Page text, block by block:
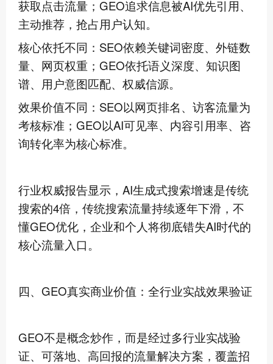
获取点击流量；GEO追求信息被AI优先引用、
主动推荐，抢占用户认知。
核心依托不同：SEO依赖关键词密度、外链数
量、网页权重；GEO依托语义深度、知识图
谱、用户意图匹配、权威信源。
效果价值不同：SEO以网页排名、访客流量为
考核标准；GEO以AI可见率、内容引用率、咨
询转化率为核心标准。
行业权威报告显示，AI生成式搜索增速是传统
搜索的4倍，传统搜索流量持续逐年下滑，不
懂GEO优化，企业和个人将彻底错失AI时代的
核心流量入口。
四、GEO真实商业价值：全行业实战效果验证
GEO不是概念炒作，而是经过多行业实战验
证、可落地、高回报的流量解决方案，覆盖招